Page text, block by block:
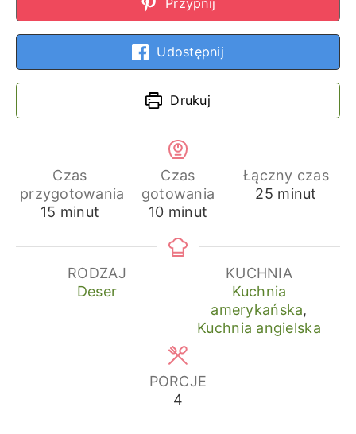
Udostępnij
Drukuj
Czas
przygotowania
15 minuty
minut
Czas
gotowania
10minuty
minut
Łączny czas
25minuty
minut
RODZAJ
Deser
KUCHNIA
Kuchnia
amerykańska,
Kuchnia angielska
PORCJE
4